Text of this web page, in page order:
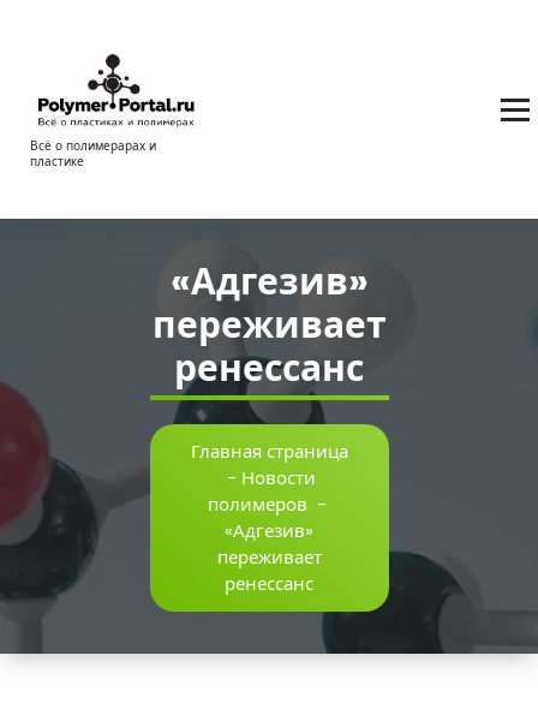
содержимому
Всё о полимерарах и
пластике
«Адгезив»
переживает
ренессанс
Главная страница
- Новости
полимеров -
«Адгезив»
переживает
ренессанс